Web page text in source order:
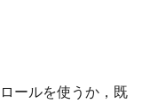
ールを使うか，既